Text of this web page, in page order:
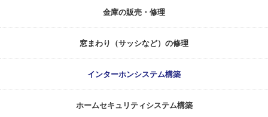
金庫の販売・修理
窓まわり（サッシなど）の修理
インターホンシステム構築
ホームセキュリティシステム構築